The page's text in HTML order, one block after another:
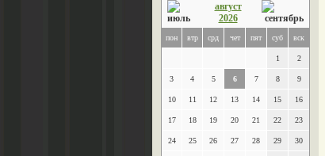
август
2026
пон втр срд чет пят суб вск
1 2
3 4 5 6 7 8 9
10 11 12 13 14 15 16
17 18 19 20 21 22 23
24 25 26 27 28 29 30